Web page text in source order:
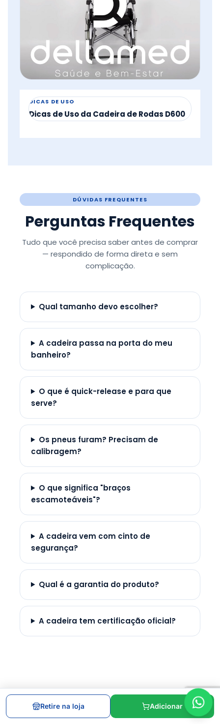
DICAS DE USO
Dicas de Uso da Cadeira de Rodas D600
DÚVIDAS FREQUENTES
Perguntas Frequentes
Tudo que você precisa saber antes de comprar
— respondido de forma direta e sem
complicação.
Qual tamanho devo escolher?
A cadeira passa na porta do meu
banheiro?
O que é quick-release e para que
serve?
Os pneus furam? Precisam de
calibragem?
O que significa "braços
escamoteáveis"?
A cadeira vem com cinto de
segurança?
Qual é a garantia do produto?
A cadeira tem certificação oficial?
Retire na loja Adicionar